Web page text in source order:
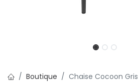
Boutique Chaise Cocoon Gris